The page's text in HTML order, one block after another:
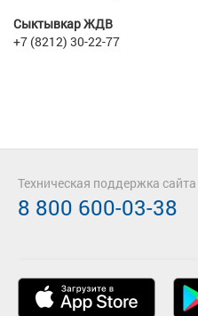
Сыктывкар ЖДВ
+7 (8212) 30-22-77
Техническая поддержка сайта
8 800 600-03-38